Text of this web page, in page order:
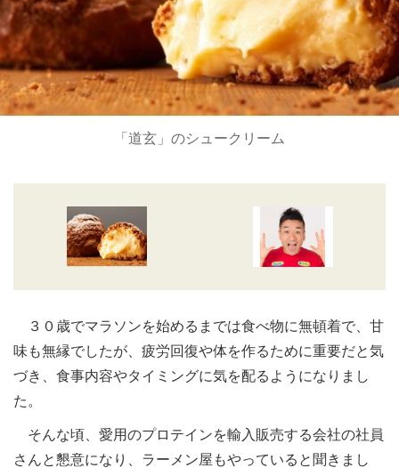
「道玄」のシュークリーム
３０歳でマラソンを始めるまでは食べ物に無頓着で、甘
味も無縁でしたが、疲労回復や体を作るために重要だと気
づき、食事内容やタイミングに気を配るようになりまし
た。
そんな頃、愛用のプロテインを輸入販売する会社の社員
さんと懇意になり、ラーメン屋もやっていると聞きまし